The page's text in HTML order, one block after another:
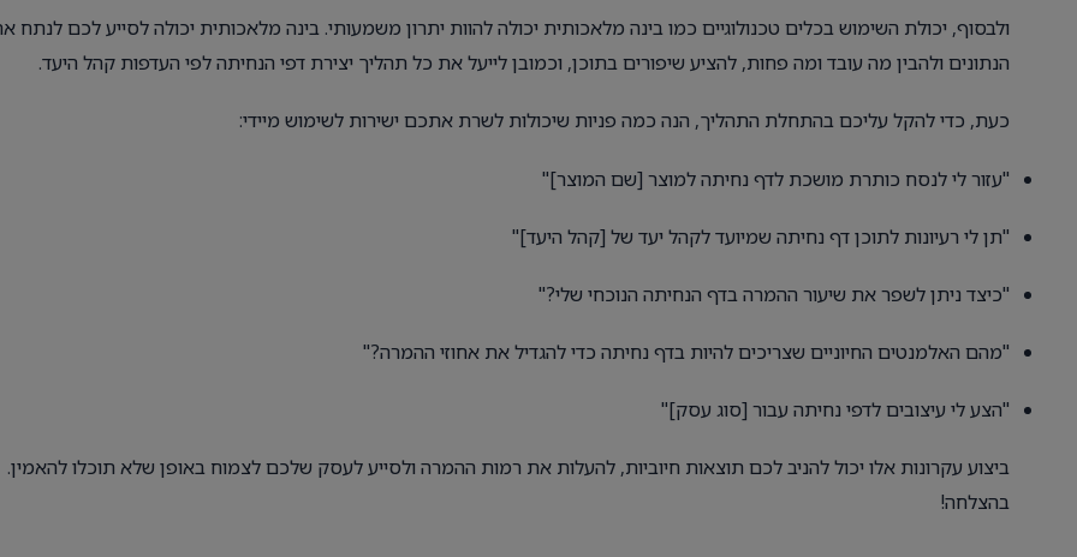
ולבסוף, יכולת השימוש בכלים טכנולוגיים כמו בינה מלאכותית יכולה להוות יתרון משמעותי. בינה מלאכותית יכולה לסייע לכם לנתח
הנתונים ולהבין מה עובד ומה פחות, להציע שיפורים בתוכן, וכמובן לייעל את כל תהליך יצירת דפי הנחיתה לפי העדפות קהל היעד.
כעת, כדי להקל עליכם בהתחלת התהליך, הנה כמה פניות שיכולות לשרת אתכם ישירות לשימוש מיידי:
"עזור לי לנסח כותרת מושכת לדף נחיתה למוצר [שם המוצר]"
"תן לי רעיונות לתוכן דף נחיתה שמיועד לקהל יעד של [קהל היעד]"
"כיצד ניתן לשפר את שיעור ההמרה בדף הנחיתה הנוכחי שלי?"
"מהם האלמנטים החיוניים שצריכים להיות בדף נחיתה כדי להגדיל את אחוזי ההמרה?"
"הצע לי עיצובים לדפי נחיתה עבור [סוג עסק]"
ביצוע עקרונות אלו יכול להניב לכם תוצאות חיוביות, להעלות את רמות ההמרה ולסייע לעסק שלכם לצמוח באופן שלא תוכלו להאמין.
בהצלחה!